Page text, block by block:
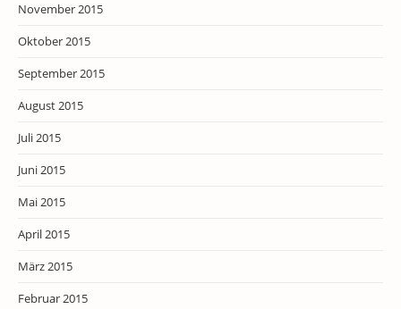
November 2015
Oktober 2015
September 2015
August 2015
Juli 2015
Juni 2015
Mai 2015
April 2015
März 2015
Februar 2015